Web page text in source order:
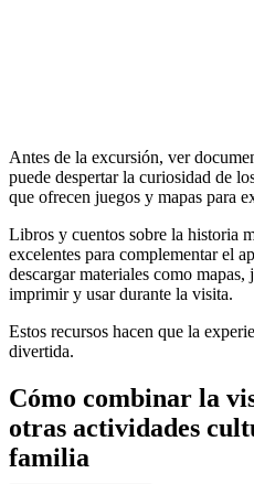
Antes de la excursión, ver
puede despertar la curiosidad de
que ofrecen juegos y mapas para
Libros y cuentos sobre la historia
excelentes para complementar el
descargar materiales como
imprimir y usar durante la visita.
Estos recursos hacen que la
divertida.
Cómo combinar la
otras actividades
familia